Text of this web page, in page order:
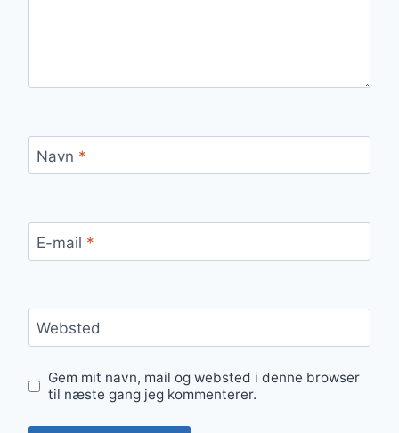
Navn *
E-mail *
Websted
Gem mit navn, mail og websted i denne browser
til næste gang jeg kommenterer.